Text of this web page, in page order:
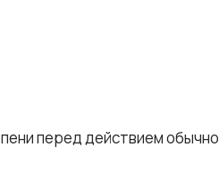
перед действием обычно